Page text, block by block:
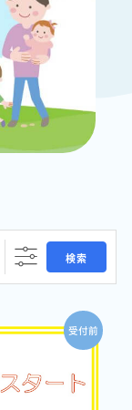
検索
受付前